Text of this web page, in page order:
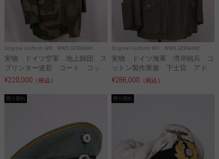
Original Uniform WH WWII GERMANY
実物 ドイツ空軍 地上師団 ス
プリンター迷彩 コート コッ...
¥220,000 （税込）
Original Uniform WH WWII GERMANY
実物 ドイツ海軍 湾岸砲兵 コ
ットン製作業服 下士官 アド...
¥286,000 （税込）
売り切れ 売り切れ